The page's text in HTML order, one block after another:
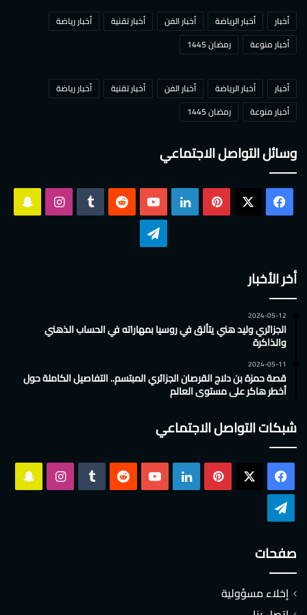
أخبار أخبار الرياضة أخبار الفن أخبار تقنية
أخبار رياضة
أخبار منوعة
رمضان 1445
أخبار أخبار الرياضة أخبار الفن أخبار تقنية
أخبار رياضة
أخبار منوعة
رمضان 1445
وسائل التواصل الاجتماعي
فيسبوك بينتيريست لينكدإن ‫YouTube انستقرام
أخر الأخبار
2024-05-12
الجزائري وليد هني يتألق في روسيا بمهاراته في الحساب الذهني
والذاكرة
2024-05-11
قصة حمزة بن دلاج القرصان الجزائري المبتسم.. التفاصيل الكاملة حول
أخطر هاكر على مستوى العالم
شبكات التواصل الاجتماعي
فيسبوك بينتيريست لينكدإن ‫YouTube انستقرام
صفحات
إخلاء مسؤولية